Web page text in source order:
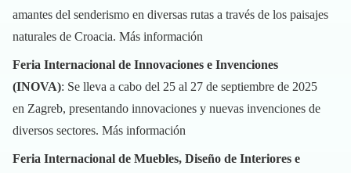
amantes del senderismo en diversas rutas a través de los paisajes
naturales de Croacia. Más información
Feria Internacional de Innovaciones e Invenciones
(INOVA): Se lleva a cabo del 25 al 27 de septiembre de 2025
en Zagreb, presentando innovaciones y nuevas invenciones de
diversos sectores. Más información
Feria Internacional de Muebles, Diseño de Interiores e